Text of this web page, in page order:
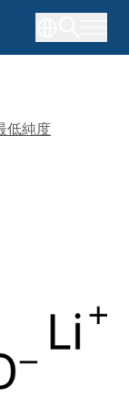
低純度